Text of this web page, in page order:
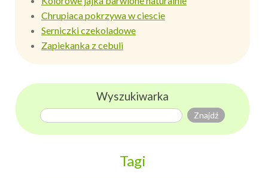
Chrupiaca pokrzywa w ciescie
Serniczki czekoladowe
Zapiekanka z cebuli
Wyszukiwarka
Tagi